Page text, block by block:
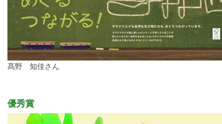
髙野 知佳さん
優秀賞